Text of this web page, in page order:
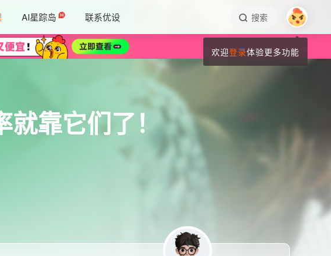
AI星踪岛 联系优设 搜索
就靠它们了！
欢迎登录体验更多功能